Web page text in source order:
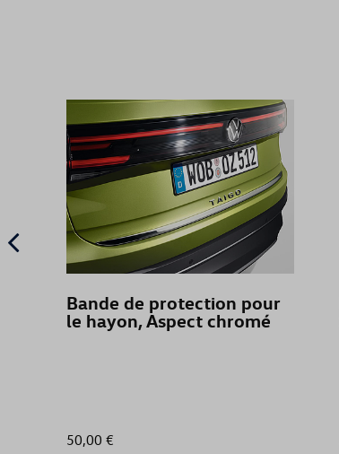
Bande de protection pour
le hayon, Aspect chromé
50,00 €